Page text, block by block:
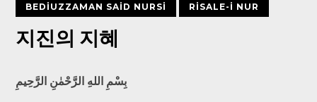
BEDIUZZAMAN SAID NURSI RISALE-I NUR
지진의 지혜
بِسْمِ اللهِ الرَّحْمٰنِ الرَّحِيمِ